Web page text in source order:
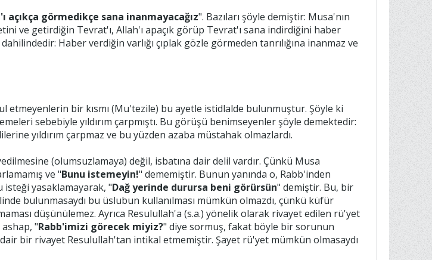
açıkça görmedikçe sana inanmayacağız". Bazıları şöyle demiştir: Musa'nın
ve getirdiğin Tevrat'ı, Allah'ı apaçık görüp Tevrat'ı sana indirdiğini haber
Haber verdiğin varlığı çıplak gözle görmeden tanrılığına inanmaz ve
bir kısmı (Mu'tezile) bu ayetle istidlalde bulunmuştur. Şöyle ki
sebebiyle yıldırım çarpmıştı. Bu görüşü benimseyenler şöyle demektedir:
yıldırım çarpmaz ve bu yüzden azaba müstahak olmazlardı.
(olumsuzlamaya) değil, isbatına dair delil vardır. Çünkü Musa
ve "Bunu istemeyin!" dememiştir. Bunun yanında o, Rabb'inden
isteği yasaklamayarak, "Dağ yerinde durursa beni görürsün" demiştir. Bu, bir
bulunmasaydı bu üslubun kullanılması mümkün olmazdı, çünkü küfür
düşünülemez. Ayrıca Resulullah'a (s.a.) yönelik olarak rivayet edilen rü'yet
"Rabb'imizi görecek miyiz?" diye sormuş, fakat böyle bir sorunun
bir rivayet Resulullah'tan intikal etmemiştir. Şayet rü'yet mümkün olmasaydı